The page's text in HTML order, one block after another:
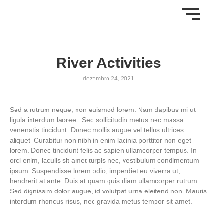
River Activities
dezembro 24, 2021
Sed a rutrum neque, non euismod lorem. Nam dapibus mi ut
ligula interdum laoreet. Sed sollicitudin metus nec massa
venenatis tincidunt. Donec mollis augue vel tellus ultrices
aliquet. Curabitur non nibh in enim lacinia porttitor non eget
lorem. Donec tincidunt felis ac sapien ullamcorper tempus. In
orci enim, iaculis sit amet turpis nec, vestibulum condimentum
ipsum. Suspendisse lorem odio, imperdiet eu viverra ut,
hendrerit at ante. Duis at quam quis diam ullamcorper rutrum.
Sed dignissim dolor augue, id volutpat urna eleifend non. Mauris
interdum rhoncus risus, nec gravida metus tempor sit amet.